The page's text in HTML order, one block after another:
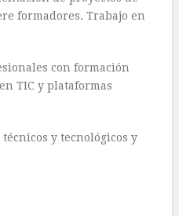
formadores. Trabajo en
con formación
TIC y plataformas
y tecnológicos y